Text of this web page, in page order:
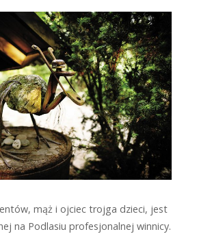
mąż i ojciec trojga dzieci, jest
na Podlasiu profesjonalnej winnicy.